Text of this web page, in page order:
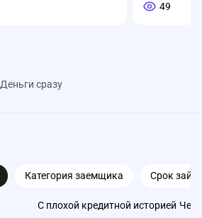
49
Деньги сразу
Категория заемщика Срок
С плохой кредитной историей